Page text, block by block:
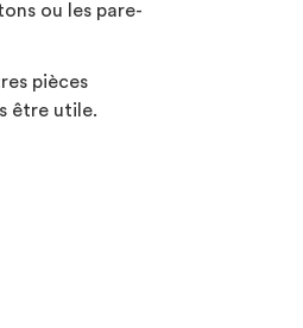
ou les pare-
pièces
être utile.